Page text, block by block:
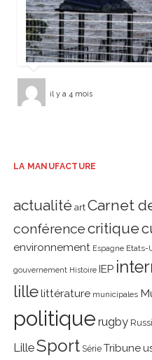
il y a 4 mois
LA MANUFACTURE
actualité art Carnet
conférencecritique
environnement Espagne Etats-
gouvernement Histoire IEP
lillelittérature municipales
politique rugby
LilleSport Série Tribune